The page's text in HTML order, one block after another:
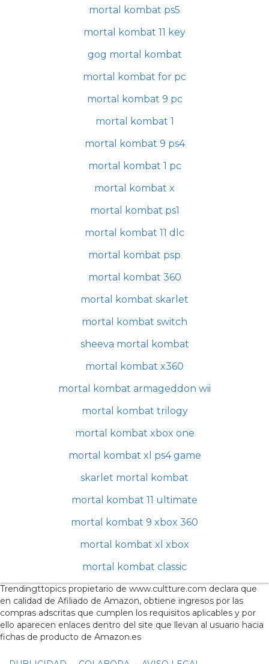
mortal kombat ps5
mortal kombat 11 key
gog mortal kombat
mortal kombat for pc
mortal kombat 9 pc
mortal kombat 1
mortal kombat 9 ps4
mortal kombat 1 pc
mortal kombat x
mortal kombat ps1
mortal kombat 11 dlc
mortal kombat psp
mortal kombat 360
mortal kombat skarlet
mortal kombat switch
sheeva mortal kombat
mortal kombat x360
mortal kombat armageddon wii
mortal kombat trilogy
mortal kombat xbox one
mortal kombat xl ps4 game
skarlet mortal kombat
mortal kombat 11 ultimate
mortal kombat 9 xbox 360
mortal kombat xl xbox
mortal kombat classic
Trendingttopics propietario de www.cultture.com declara que
en calidad de Afiliado de Amazon, obtiene ingresos por las
compras adscritas que cumplen los requisitos aplicables y por
ello aparecen enlaces dentro del site que llevan al usuario hacia
fichas de producto de Amazon.es